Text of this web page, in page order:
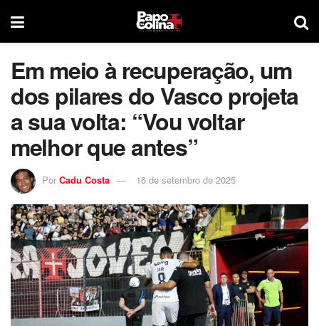
Em meio à recuperação, um
dos pilares do Vasco projeta
a sua volta: “Vou voltar
melhor que antes”
Por Cadu Costa 16 de setembro de 2025